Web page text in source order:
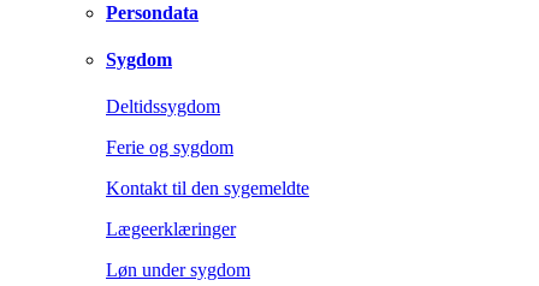
Persondata
Sygdom
Deltidssygdom
Ferie og sygdom
Kontakt til den sygemeldte
Lægeerklæringer
Løn under sygdom